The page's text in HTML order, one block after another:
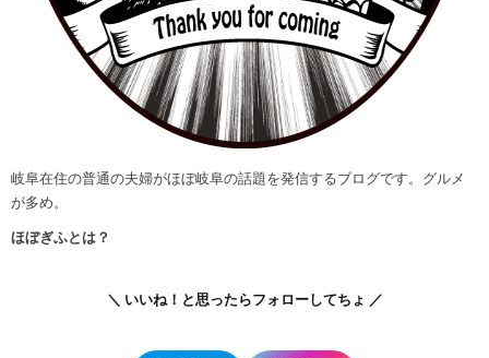
岐阜在住の普通の夫婦がほぼ岐阜の話題を発信するブログです。グルメ
が多め。
ほぼぎふとは？
＼ いいね！と思ったらフォローしてちょ ／